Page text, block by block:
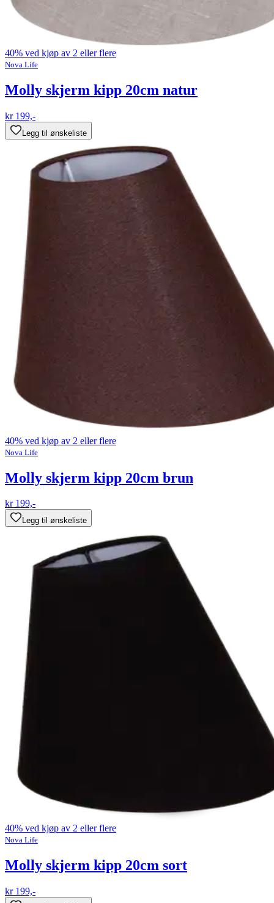
40% ved kjøp av 2 eller flere
Nova Life
Molly skjerm kipp 20cm natur
kr 199,-
Legg til ønskeliste
40% ved kjøp av 2 eller flere
Nova Life
Molly skjerm kipp 20cm brun
kr 199,-
Legg til ønskeliste
40% ved kjøp av 2 eller flere
Nova Life
Molly skjerm kipp 20cm sort
kr 199,-